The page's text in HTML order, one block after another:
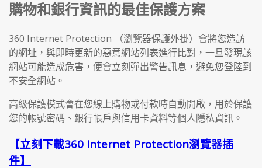
購物和銀行資訊的最佳保護方案
360 Internet Protection （瀏覽器保護外掛）會將您造訪
的網址，與即時更新的惡意網站列表進行比對，一旦發現該
網站可能造成危害，便會立刻彈出警告訊息，避免您登陸到
不安全網站。
高級保護模式會在您線上購物或付款時自動開啟，用於保護
您的帳號密碼、銀行帳戶與信用卡資料等個人隱私資訊。
【立刻下載360 Internet Protection瀏覽器插
件】